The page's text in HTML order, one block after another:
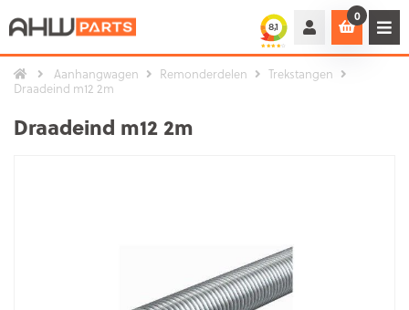
0
Aanhangwagen Remonderdelen
Trekstangen
Draadeind m12 2m
Draadeind m12 2m